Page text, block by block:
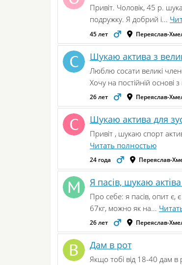
Привіт. Чоловік, 45 р.
подружку. Я добрий і...
45 лет Переяслав-
Шукаю актива з
Люблю сосати великі
Хочу на постійній основі
26 лет Переяслав-
Шукаю актива для
Привіт , шукаю спорт
Читать полностью
24 года Переяслав-
Я пасів, шукаю
Про себе: я пасів, опит є,
67кг, можно як на...
26 лет Переяслав-
Дам в рот
Якщо тобі від 18-40 дам